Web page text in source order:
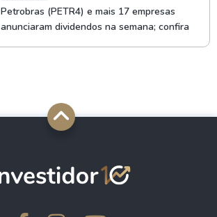
Petrobras (PETR4) e mais 17 empresas
anunciaram dividendos na semana; confira